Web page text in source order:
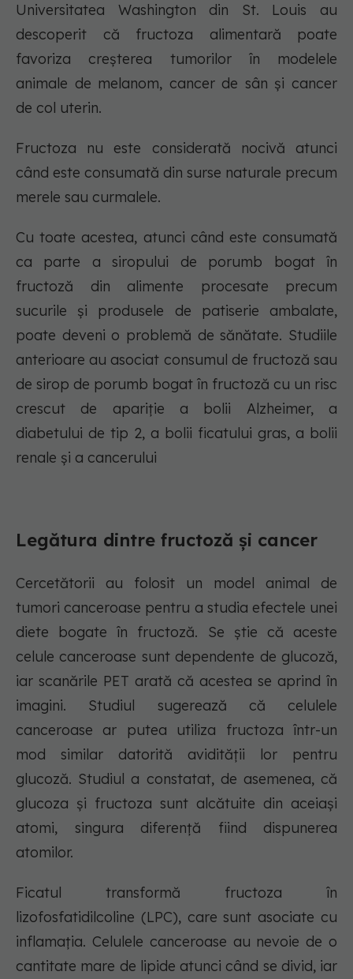
Universitatea Washington din St. Louis au
descoperit că fructoza alimentară poate
favoriza creșterea tumorilor în modelele
animale de melanom, cancer de sân și cancer
de col uterin.
Fructoza nu este considerată nocivă atunci
când este consumată din surse naturale precum
merele sau curmalele.
Cu toate acestea, atunci când este consumată
ca parte a siropului de porumb bogat în
fructoză din alimente procesate precum
sucurile și produsele de patiserie ambalate,
poate deveni o problemă de sănătate. Studiile
anterioare au asociat consumul de fructoză sau
de sirop de porumb bogat în fructoză cu un risc
crescut de apariție a bolii Alzheimer, a
diabetului de tip 2, a bolii ficatului gras, a bolii
renale și a cancerului
Legătura dintre fructoză și cancer
Cercetătorii au folosit un model animal de
tumori canceroase pentru a studia efectele unei
diete bogate în fructoză. Se știe că aceste
celule canceroase sunt dependente de glucoză,
iar scanările PET arată că acestea se aprind în
imagini. Studiul sugerează că celulele
canceroase ar putea utiliza fructoza într-un
mod similar datorită avidității lor pentru
glucoză. Studiul a constatat, de asemenea, că
glucoza și fructoza sunt alcătuite din aceiași
atomi, singura diferență fiind dispunerea
atomilor.
Ficatul transformă fructoza în
lizofosfatidilcoline (LPC), care sunt asociate cu
inflamația. Celulele canceroase au nevoie de o
cantitate mare de lipide atunci când se divid, iar